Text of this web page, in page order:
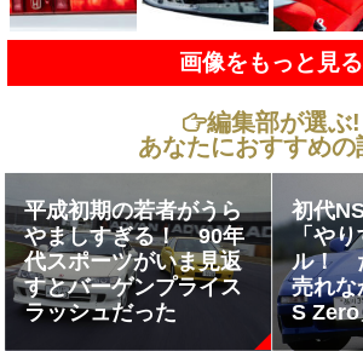
画像をもっと見る
編集部が選ぶ!
あなたにおすすめの
平成初期の若者がうら
やましすぎる！ 90年
代スポーツがいま見返
すとバーゲンプライス
ラッシュだった
初代
「や
ル！
売れな
S Zero
さに脱